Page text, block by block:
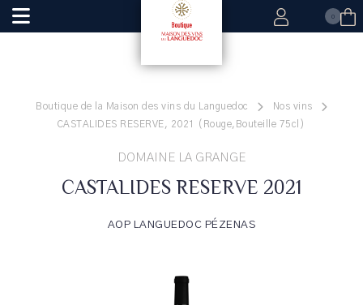
0
Boutique de la Maison des vins du Languedoc
Nos vins
CASTALIDES RESERVE, 2021 (Rouge,Bouteille 75cl)
DOMAINE LA GRANGE
CASTALIDES RESERVE 2021
AOP LANGUEDOC PÉZENAS